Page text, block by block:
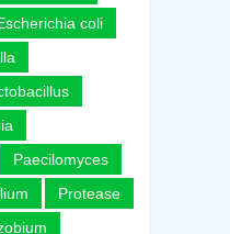
coli
Paecilomyces
Protease